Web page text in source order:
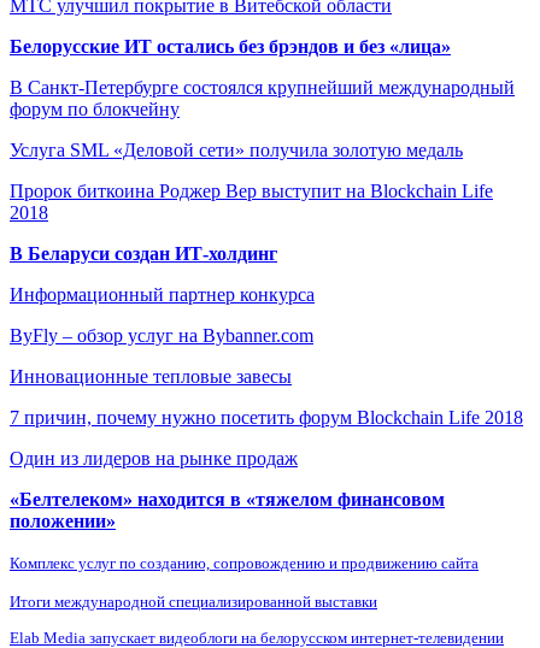
МТС улучшил покрытие в Витебской области
Белорусские ИТ остались без брэндов и без «лица»
В Санкт-Петербурге состоялся крупнейший международный
форум по блокчейну
Услуга SML «Деловой сети» получила золотую медаль
Пророк биткоина Роджер Вер выступит на Blockchain Life
2018
В Беларуси создан ИТ-холдинг
Информационный партнер конкурса
ByFly – обзор услуг на Bybanner.com
Инновационные тепловые завесы
7 причин, почему нужно посетить форум Blockchain Life 2018
Один из лидеров на рынке продаж
«Белтелеком» находится в «тяжелом финансовом
положении»
Комплекс услуг по созданию, сопровождению и продвижению сайта
Итоги международной специализированной выставки
Elab Media запускает видеоблоги на белорусском интернет-телевидении